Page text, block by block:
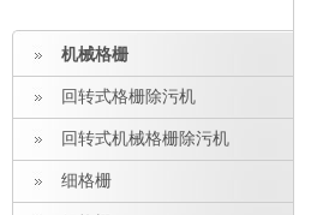
机械格栅
回转式格栅除污机
回转式机械格栅除污机
细格栅